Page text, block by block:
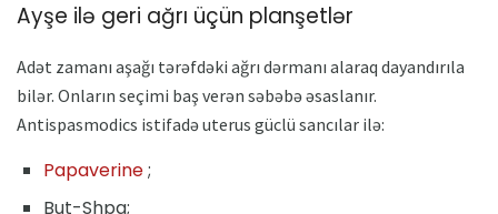
Ayşe ilə geri ağrı üçün planşetlər
Adət zamanı aşağı tərəfdəki ağrı dərmanı alaraq dayandırıla
bilər. Onların seçimi baş verən səbəbə əsaslanır.
Antispasmodics istifadə uterus güclü sancılar ilə:
Papaverine;
But-Shpa;